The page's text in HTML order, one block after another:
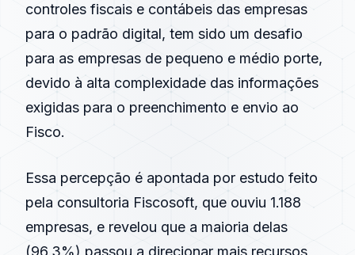
controles fiscais e contábeis das empresas
para o padrão digital, tem sido um desafio
para as empresas de pequeno e médio porte,
devido à alta complexidade das informações
exigidas para o preenchimento e envio ao
Fisco.
Essa percepção é apontada por estudo feito
pela consultoria Fiscosoft, que ouviu 1.188
empresas, e revelou que a maioria delas
(96,3%) passou a direcionar mais recursos